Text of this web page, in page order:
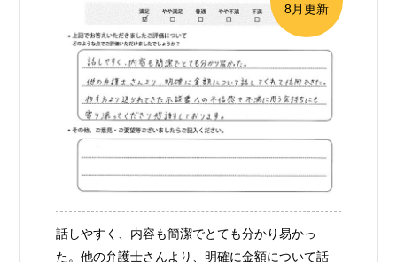
8月更新
話しやすく、内容も簡潔でとても分かり易かっ
た。他の弁護士さんより、明確に金額について話